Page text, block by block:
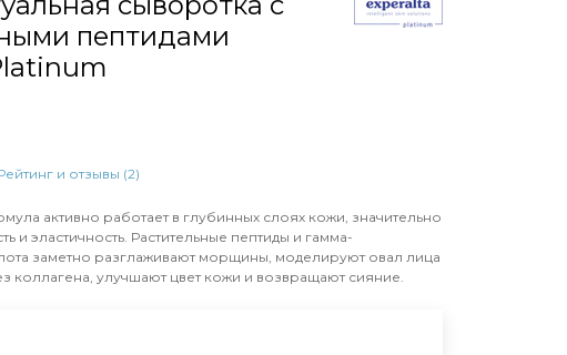
пептидами
и отзывы (2)
активно работает в глубинных слоях кожи, значительно
и эластичность. Растительные пептиды и гамма-
заметно разглаживают морщины, моделируют овал лица
коллагена, улучшают цвет кожи и возвращают сияние.